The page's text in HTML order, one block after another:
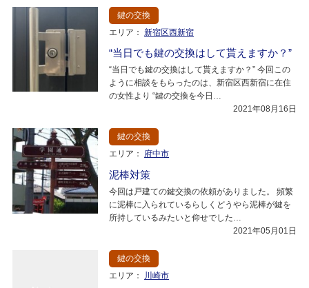
鍵の交換
エリア： 新宿区西新宿
“当日でも鍵の交換はして貰えますか？”
“当日でも鍵の交換はして貰えますか？” 今回この
ように相談をもらったのは、新宿区西新宿に在住
の女性より “鍵の交換を今日…
2021年08月16日
鍵の交換
エリア：
府中市
泥棒対策
今回は戸建ての鍵交換の依頼がありました。 頻繁
に泥棒に入られているらしくどうやら泥棒が鍵を
所持しているみたいと仰せでした…
2021年05月01日
鍵の交換
エリア：
川崎市